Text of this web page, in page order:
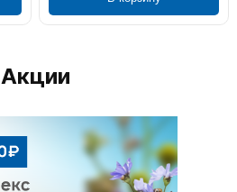
Акции